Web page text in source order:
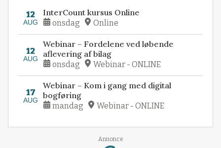
12
AUG
InterCount kursus Online
onsdag Online
12
AUG
Webinar – Fordelene ved løbende
aflevering af bilag
onsdag Webinar - ONLINE
17
AUG
Webinar – Kom i gang med digital
bogføring
mandag Webinar - ONLINE
Annonce